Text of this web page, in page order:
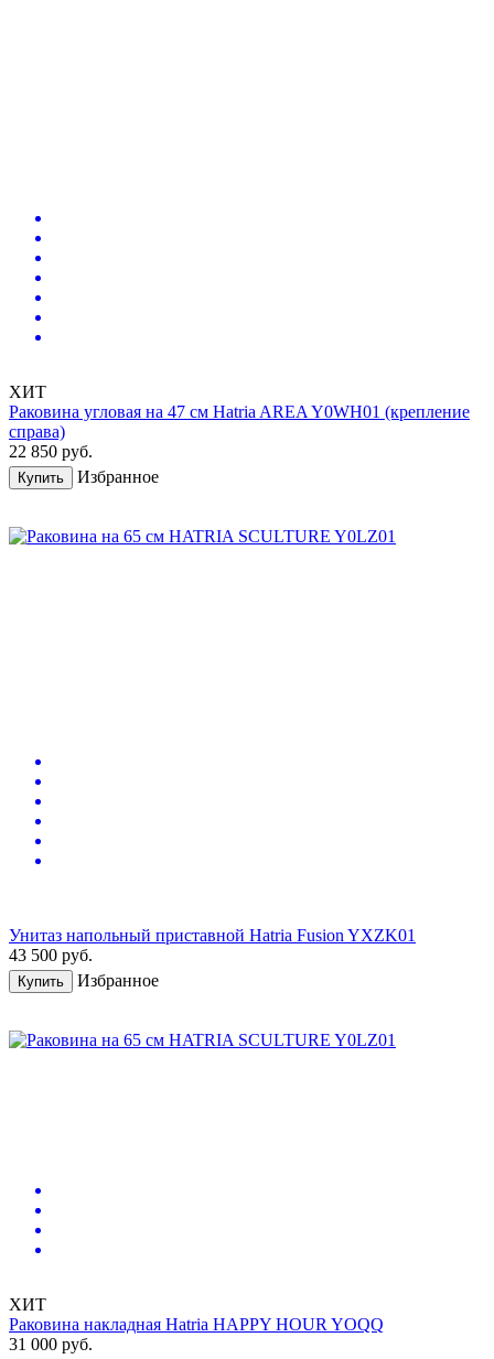
ХИТ
Раковина угловая на 47 см Hatria AREA Y0WH01 (крепление
справа)
22 850 руб.
Купить Избранное
Унитаз напольный приставной Hatria Fusion YXZK01
43 500 руб.
Купить Избранное
ХИТ
Раковина накладная Hatria HAPPY HOUR YOQQ
31 000 руб.